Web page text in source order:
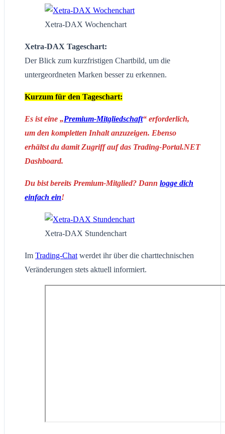
Xetra-DAX Wochenchart
Xetra-DAX Tageschart:
Der Blick zum kurzfristigen Chartbild, um die
untergeordneten Marken besser zu erkennen.
Kurzum für den Tageschart:
Es ist eine „Premium-Mitgliedschaft“ erforderlich,
um den kompletten Inhalt anzuzeigen. Ebenso
erhältst du damit Zugriff auf das Trading-Portal.NET
Dashboard.
Du bist bereits Premium-Mitglied? Dann logge dich
einfach ein!
Xetra-DAX Stundenchart
Im Trading-Chat werdet ihr über die charttechnischen
Veränderungen stets aktuell informiert.